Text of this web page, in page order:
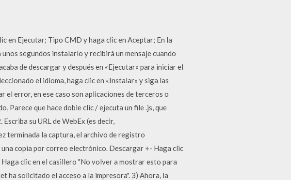
en Ejecutar; Tipo CMD y haga clic en Aceptar; En la
segundos instalarlo y recibirá un mensaje cuando
de descargar y después en «Ejecutar» para iniciar el
el idioma, haga clic en «Instalar» y siga las
error, en ese caso son aplicaciones de terceros o
Parece que hace doble clic / ejecuta un file .js, que
su URL de WebEx (es decir,
terminada la captura, el archivo de registro
copia por correo electrónico. Descargar +- Haga clic
clic en el casillero "No volver a mostrar esto para
ha solicitado el acceso a la impresora". 3) Ahora, la